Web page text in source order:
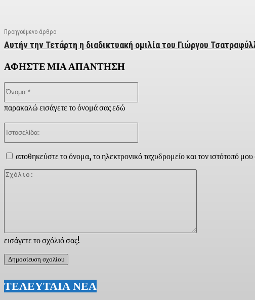
Προηγούμενο άρθρο
Αυτήν την Τετάρτη η διαδικτυακή ομιλία του Γιώργου
ΑΦΗΣΤΕ ΜΙΑ ΑΠΑΝΤΗΣΗ
εισάγετε το σχόλιό σας!
παρακαλώ εισάγετε το όνομά σας εδώ
αποθηκεύστε το όνομα, το ηλεκτρονικό ταχυδρομείο και τον ιστότοπό
ΤΕΛΕΥΤΑΙΑ ΝΕΑ